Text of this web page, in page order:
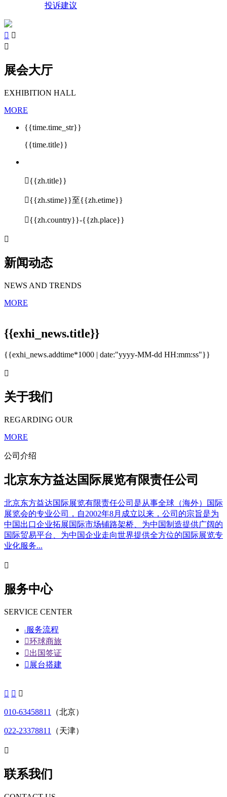
投诉建议
 

展会大厅
EXHIBITION HALL
MORE
{{time.time_str}}
{{time.title}}
{{zh.title}}
{{zh.stime}}至{{zh.etime}}
{{zh.country}}-{{zh.place}}

新闻动态
NEWS AND TRENDS
MORE
{{exhi_news.title}}
{{exhi_news.addtime*1000 | date:"yyyy-MM-dd HH:mm:ss"}}

关于我们
REGARDING OUR
MORE
公司介绍
北京东方益达国际展览有限责任公司
北京东方益达国际展览有限责任公司是从事全球（海外）国际
展览会的专业公司，自2002年8月成立以来，公司的宗旨是为
中国出口企业拓展国际市场铺路架桥、为中国制造提供广阔的
国际贸易平台、为中国企业走向世界提供全方位的国际展览专
业化服务...

服务中心
SERVICE CENTER
 服务流程
环球商旅
出国签证
 展台搭建
  
010-63458811 （北京）
022-23378811 （天津）

联系我们